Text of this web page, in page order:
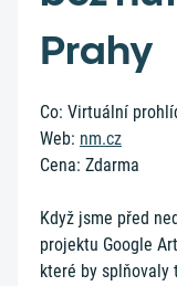
Prahy
Co: Virtuální
Web: nm.cz
Cena: Zdarma
Když jsme před
projektu Google
které by splňovaly